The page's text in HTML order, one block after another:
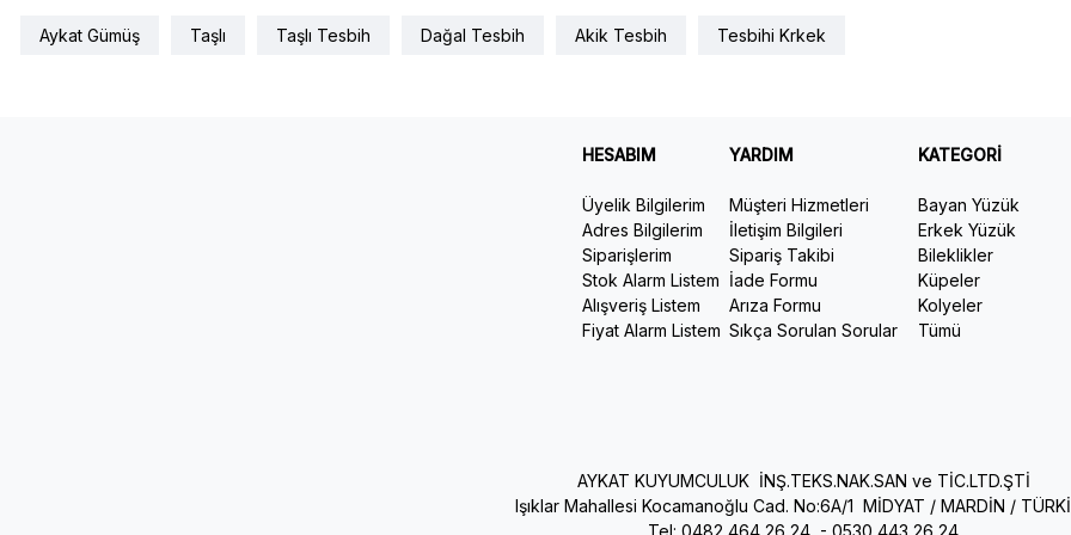
Aykat Gümüş Taşlı Taşlı Tesbih Dağal Tesbih Akik Tesbih Tesbihi Krkek
HESABIM
Üyelik Bilgilerim
Adres Bilgilerim
Siparişlerim
Stok Alarm Listem
Alışveriş Listem
Fiyat Alarm Listem
YARDIM
Müşteri Hizmetleri
İletişim Bilgileri
Sipariş Takibi
İade Formu
Arıza Formu
Sıkça Sorulan Sorular
KATEGORİ
Bayan Yüzük
Erkek Yüzük
Bileklikler
Küpeler
Kolyeler
Tümü
AYKAT KUYUMCULUK İNŞ.TEKS.NAK.SAN ve TİC.LTD.ŞTİ
Işıklar Mahallesi Kocamanoğlu Cad. No:6A/1 MİDYAT / MARDİN /
Tel: 0482 464 26 24 - 0530 443 26 24